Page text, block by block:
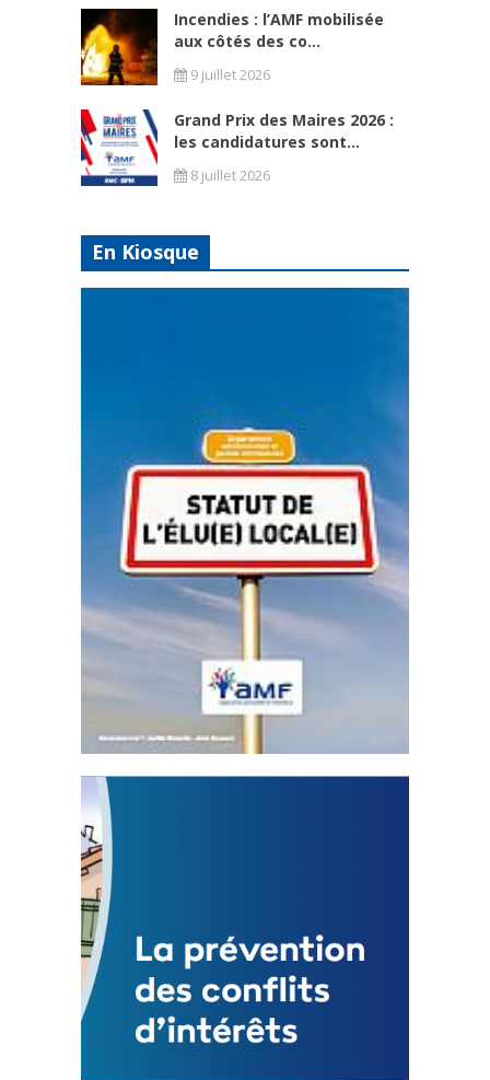
Incendies : l’AMF mobilisée
aux côtés des co...
9 juillet 2026
Grand Prix des Maires 2026 :
les candidatures sont...
8 juillet 2026
En Kiosque
Statut de l’élu local
3 avril 2024
Mise à jour avril 2024
FEUILLETER